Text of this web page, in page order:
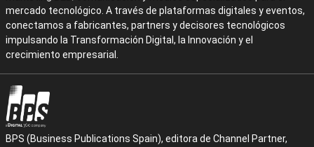
mercado tecnológico. A través de plataformas digitales y eventos,
conectamos a fabricantes, partners y decisores tecnológicos
impulsando la Transformación Digital, la Innovación y el
crecimiento empresarial.
BPS (Business Publications Spain), editora de Channel Partner,